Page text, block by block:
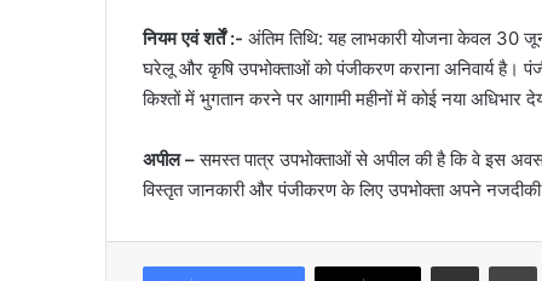
नियम एवं शर्तें :- अंतिम तिथि: यह लाभकारी योजना केवल 30
घरेलू और कृषि उपभोक्ताओं को पंजीकरण कराना अनिवार्य है।
किश्तों में भुगतान करने पर आगामी महीनों में कोई नया अधिभार देय
अपील –समस्त पात्र उपभोक्ताओं से अपील की है कि वे इस
विस्तृत जानकारी और पंजीकरण के लिए उपभोक्ता अपने